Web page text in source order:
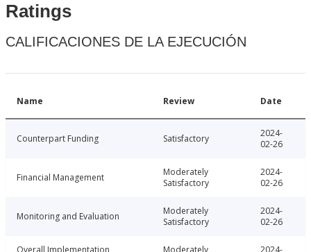
Ratings
CALIFICACIONES DE LA EJECUCIÓN
Name Review Date
Counterpart Funding Satisfactory
2024-
02-26
Financial Management
Moderately
Satisfactory
2024-
02-26
Monitoring and Evaluation
Moderately
Satisfactory
2024-
02-26